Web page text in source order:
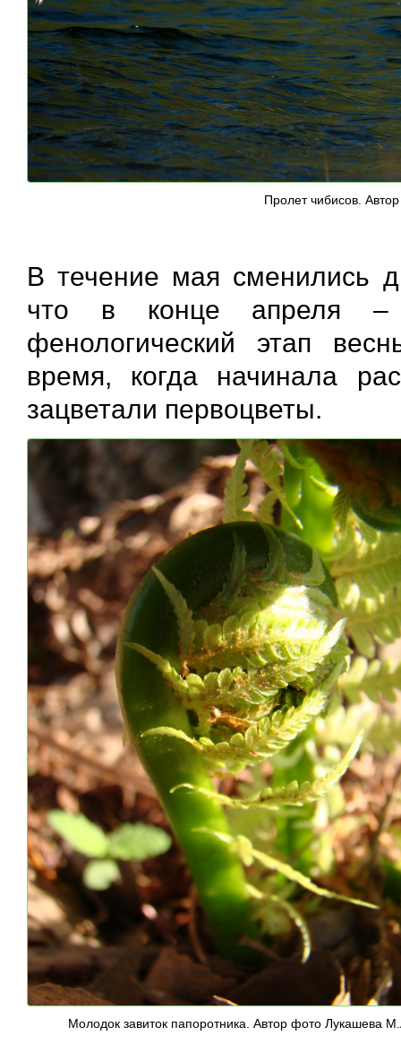
Пролет чибисов.
В течение мая сменились
что в конце апреля –
фенологический этап
время, когда начинала
зацветали первоцветы.
Молодок завиток папоротника. Автор фото Лукашева